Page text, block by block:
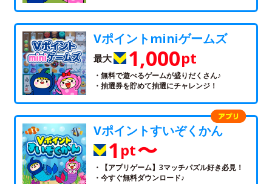
Vポイントminiゲームズ
最大 1,000pt
・無料で遊べるゲームが盛りだくさん♪
・抽選券を貯めて抽選にチャレンジ！
Vポイントすいぞくかん
1 pt〜
・【アプリゲーム】3マッチパズル好き必見！
・今すぐ無料ダウンロード♪